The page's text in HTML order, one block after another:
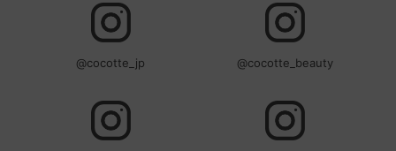
@cocotte_jp @cocotte_beauty